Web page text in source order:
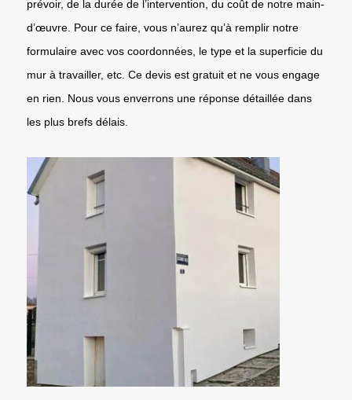
prévoir, de la durée de l’intervention, du coût de notre main-
d’œuvre. Pour ce faire, vous n’aurez qu’à remplir notre
formulaire avec vos coordonnées, le type et la superficie du
mur à travailler, etc. Ce devis est gratuit et ne vous engage
en rien. Nous vous enverrons une réponse détaillée dans
les plus brefs délais.